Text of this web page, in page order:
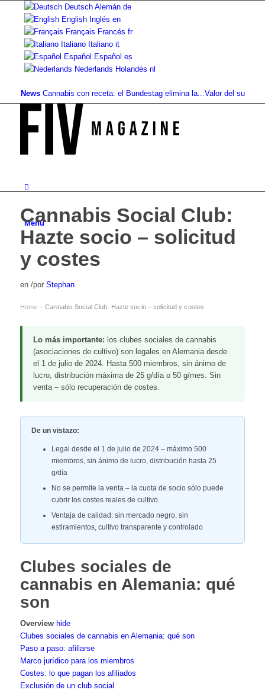
Deutsch Alemán de
English Inglés en
Français Francés fr
Italiano Italiano it
Español Español es
Nederlands Holandés nl
News Cannabis con receta: el Bundestag elimina la...Valor del suelo de
Menú
Cannabis Social Club:
Hazte socio – solicitud
y costes
en /por Stephan
Home › Cannabis Social Club: Hazte socio – solicitud y costes
Lo más importante: los clubes sociales de cannabis
(asociaciones de cultivo) son legales en Alemania desde
el 1 de julio de 2024. Hasta 500 miembros, sin ánimo de
lucro, distribución máxima de 25 g/día o 50 g/mes. Sin
venta – sólo recuperación de costes.
De un vistazo:
Legal desde el 1 de julio de 2024 – máximo 500
miembros, sin ánimo de lucro, distribución hasta 25
g/día
No se permite la venta – la cuota de socio sólo puede
cubrir los costes reales de cultivo
Ventaja de calidad: sin mercado negro, sin
estiramientos, cultivo transparente y controlado
Clubes sociales de
cannabis en Alemania: qué
son
Overview hide
Clubes sociales de cannabis en Alemania: qué son
Paso a paso: afiliarse
Marco jurídico para los miembros
Costes: lo que pagan los afiliados
Exclusión de un club social